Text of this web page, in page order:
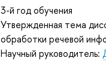
3-й год обучения
Утвержденная тема
обработки речевой
Научный руководитель: